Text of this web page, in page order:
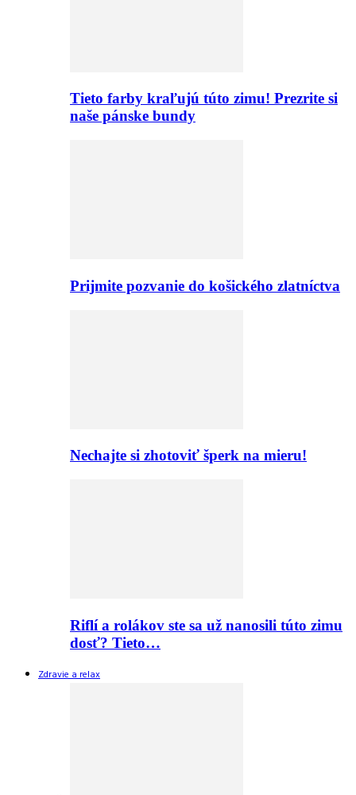
Tieto farby kraľujú túto zimu! Prezrite si
naše pánske bundy
Prijmite pozvanie do košického zlatníctva
Nechajte si zhotoviť šperk na mieru!
Riflí a rolákov ste sa už nanosili túto zimu
dosť? Tieto…
Zdravie a relax